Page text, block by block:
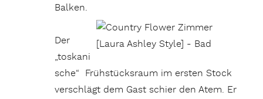
Balken.
Der
„toskani
sche“ Frühstücksraum im ersten Stock
verschlägt dem Gast schier den Atem. Er